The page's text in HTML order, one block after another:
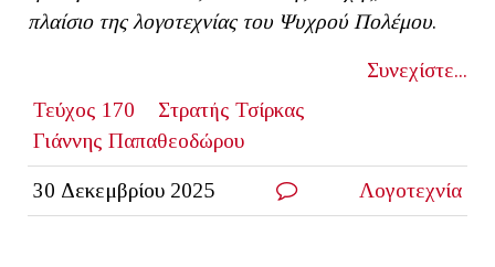
πλαίσιο της λογοτεχνίας του Ψυχρού Πολέμου.
Συνεχίστε...
Τεύχος 170
Στρατής Τσίρκας
Γιάννης Παπαθεοδώρου
30 Δεκεμβρίου 2025 Λογοτεχνία